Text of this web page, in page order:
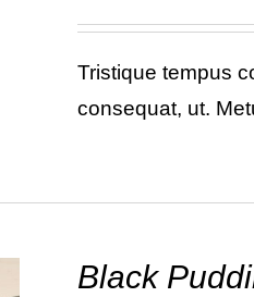
Tristique tempus
consequat, ut.
Black